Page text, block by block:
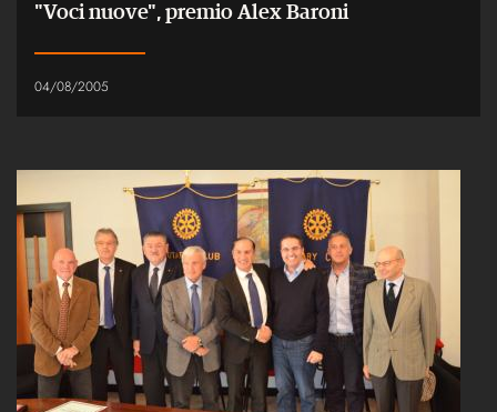
"Voci nuove", premio Alex Baroni
04/08/2005